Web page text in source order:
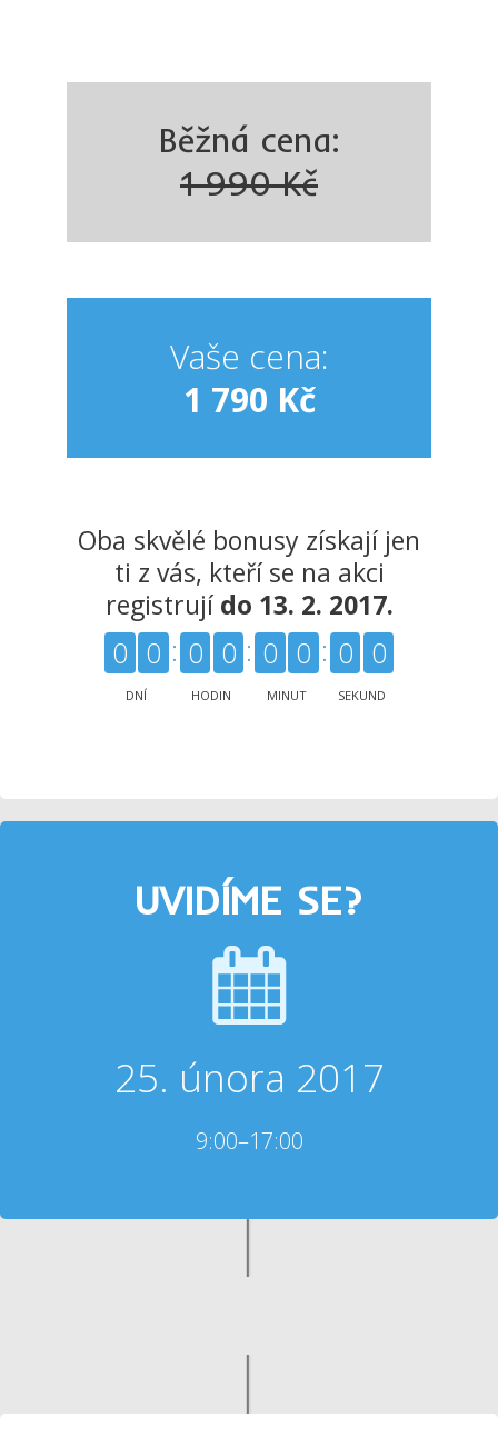
Běžná cena:
1 990 Kč
Vaše cena:
1 790 Kč
Oba skvělé bonusy získají jen
ti z vás, kteří se na akci
registrují do 13. 2. 2017.
0 0
DNÍ
0 0
HODIN
0 0
MINUT
0 0
SEKUND
UVIDÍME SE?
25. února 2017
9:00–17:00